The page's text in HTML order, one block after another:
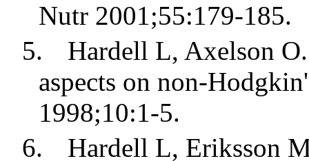
Nutr 2001;55:179-185.
5.
Hardell L, Axelson
aspects on non-
1998;10:1-5.
6.
Hardell L, Eriksson